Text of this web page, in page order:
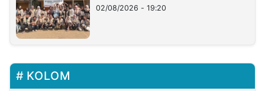
02/08/2026 - 19:20
KOLOM